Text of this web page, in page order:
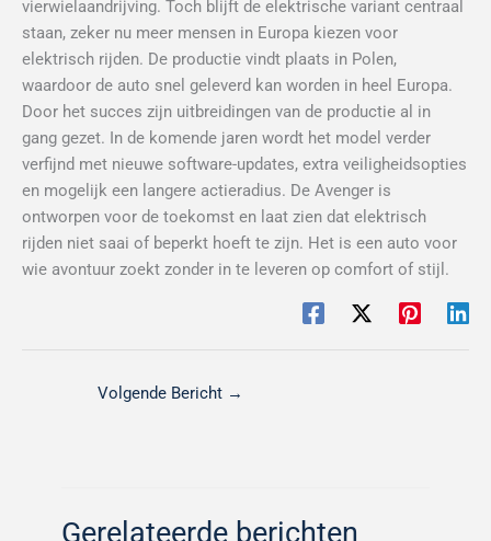
vierwielaandrijving. Toch blijft de elektrische variant centraal
staan, zeker nu meer mensen in Europa kiezen voor
elektrisch rijden. De productie vindt plaats in Polen,
waardoor de auto snel geleverd kan worden in heel Europa.
Door het succes zijn uitbreidingen van de productie al in
gang gezet. In de komende jaren wordt het model verder
verfijnd met nieuwe software-updates, extra veiligheidsopties
en mogelijk een langere actieradius. De Avenger is
ontworpen voor de toekomst en laat zien dat elektrisch
rijden niet saai of beperkt hoeft te zijn. Het is een auto voor
wie avontuur zoekt zonder in te leveren op comfort of stijl.
Volgende Bericht →
Gerelateerde berichten